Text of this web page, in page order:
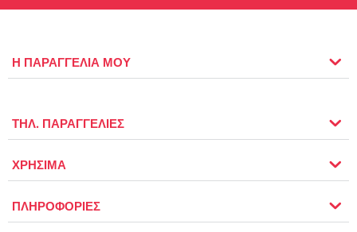
Η ΠΑΡΑΓΓΕΛΙΑ ΜΟΥ
ΤΗΛ. ΠΑΡΑΓΓΕΛΙΕΣ
ΧΡΗΣΙΜΑ
ΠΛΗΡΟΦΟΡΙΕΣ